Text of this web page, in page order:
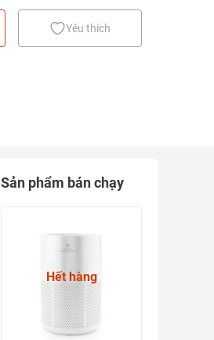
Yêu thích
Sản phẩm bán chạy
Hết hàng